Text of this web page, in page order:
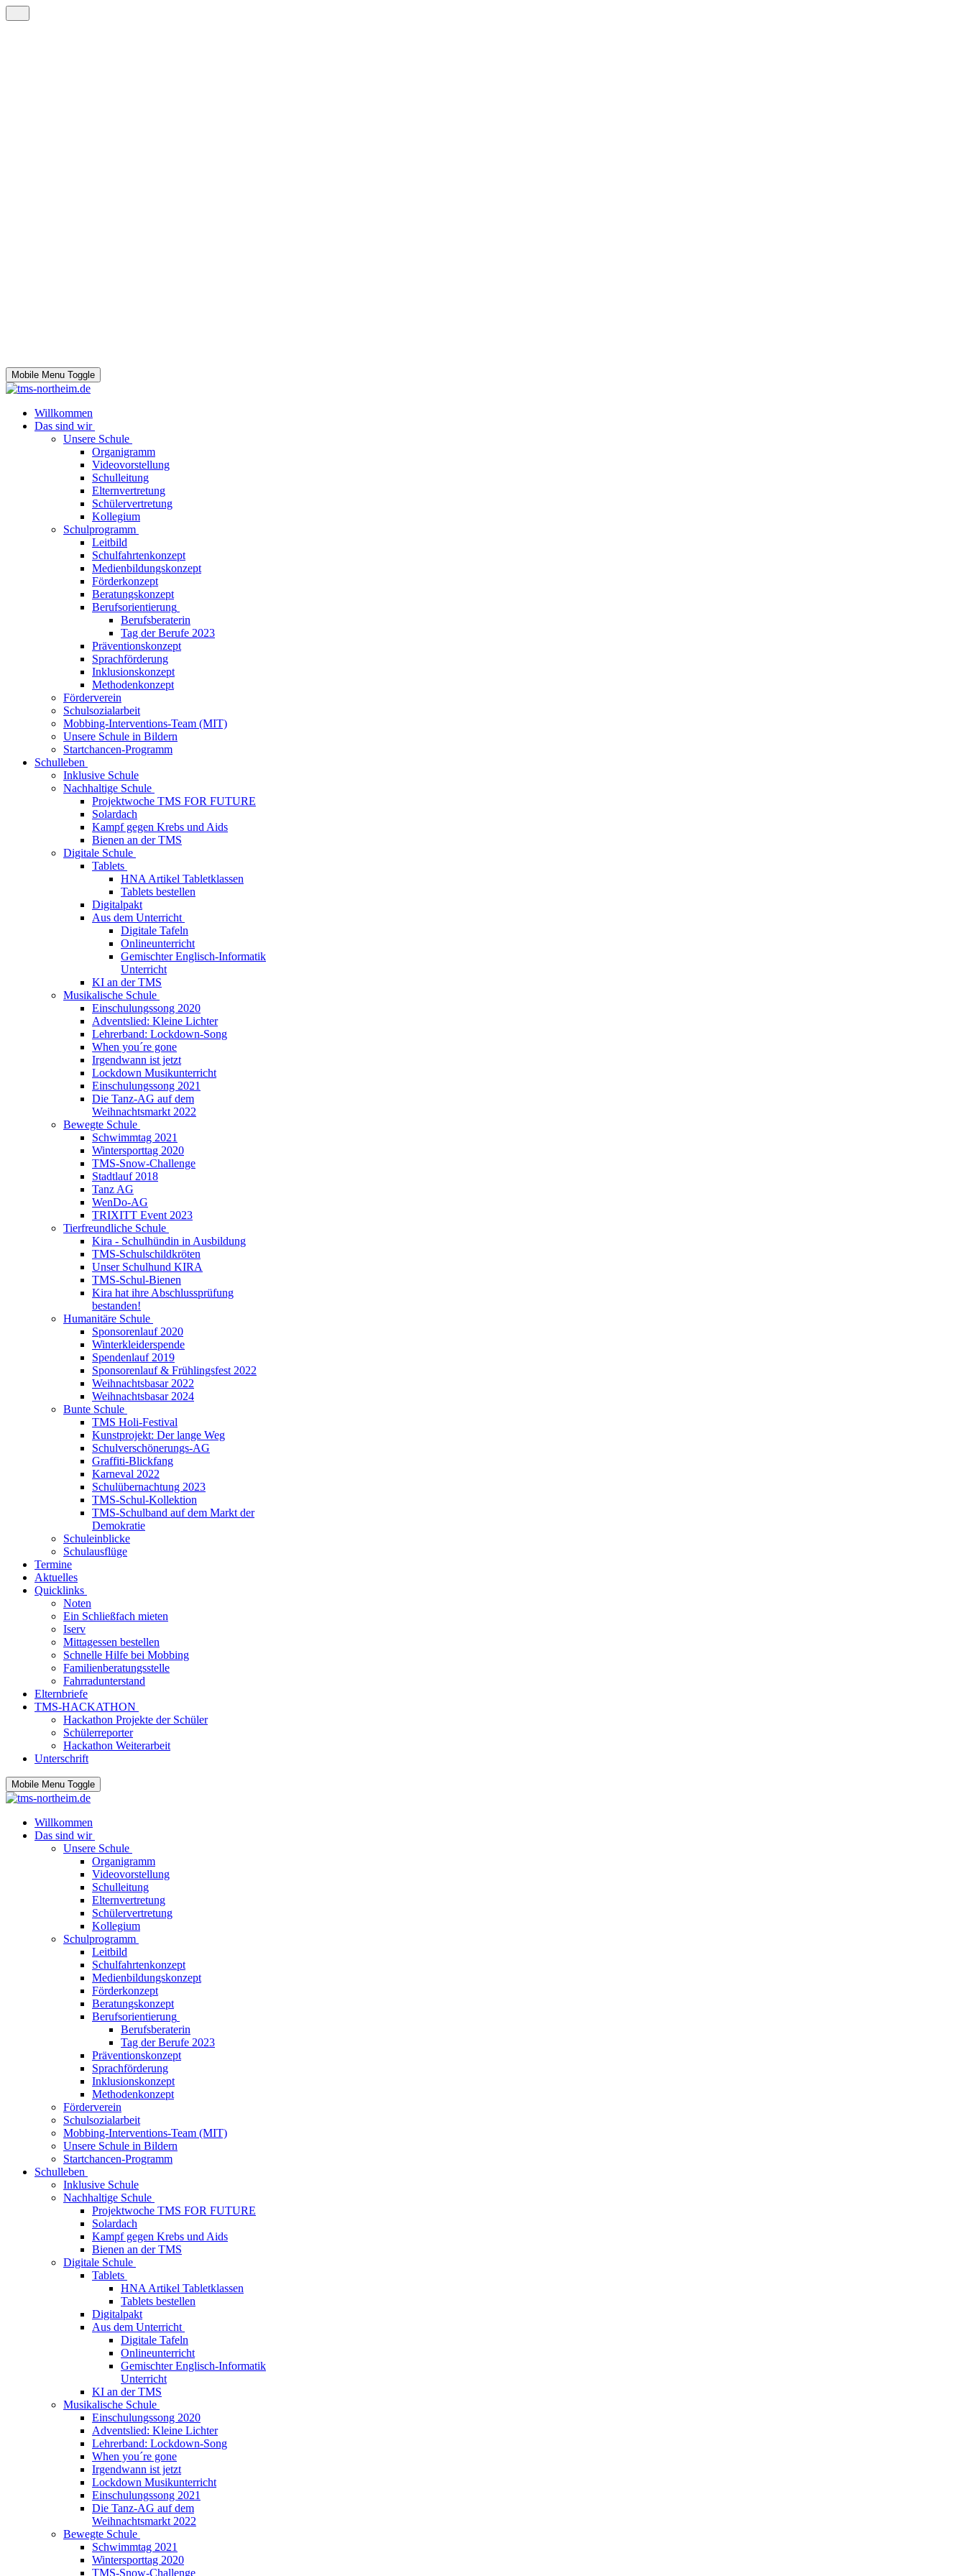
Mobile Menu Toggle
Willkommen
Das sind wir
Unsere Schule
Organigramm
Videovorstellung
Schulleitung
Elternvertretung
Schülervertretung
Kollegium
Schulprogramm
Leitbild
Schulfahrtenkonzept
Medienbildungskonzept
Förderkonzept
Beratungskonzept
Berufsorientierung
Berufsberaterin
Tag der Berufe 2023
Präventionskonzept
Sprachförderung
Inklusionskonzept
Methodenkonzept
Förderverein
Schulsozialarbeit
Mobbing-Interventions-Team (MIT)
Unsere Schule in Bildern
Startchancen-Programm
Schulleben
Inklusive Schule
Nachhaltige Schule
Projektwoche TMS FOR FUTURE
Solardach
Kampf gegen Krebs und Aids
Bienen an der TMS
Digitale Schule
Tablets
HNA Artikel Tabletklassen
Tablets bestellen
Digitalpakt
Aus dem Unterricht
Digitale Tafeln
Onlineunterricht
Gemischter Englisch-Informatik
Unterricht
KI an der TMS
Musikalische Schule
Einschulungssong 2020
Adventslied: Kleine Lichter
Lehrerband: Lockdown-Song
When you´re gone
Irgendwann ist jetzt
Lockdown Musikunterricht
Einschulungssong 2021
Die Tanz-AG auf dem
Weihnachtsmarkt 2022
Bewegte Schule
Schwimmtag 2021
Wintersporttag 2020
TMS-Snow-Challenge
Stadtlauf 2018
Tanz AG
WenDo-AG
TRIXITT Event 2023
Tierfreundliche Schule
Kira - Schulhündin in Ausbildung
TMS-Schulschildkröten
Unser Schulhund KIRA
TMS-Schul-Bienen
Kira hat ihre Abschlussprüfung
bestanden!
Humanitäre Schule
Sponsorenlauf 2020
Winterkleiderspende
Spendenlauf 2019
Sponsorenlauf & Frühlingsfest 2022
Weihnachtsbasar 2022
Weihnachtsbasar 2024
Bunte Schule
TMS Holi-Festival
Kunstprojekt: Der lange Weg
Schulverschönerungs-AG
Graffiti-Blickfang
Karneval 2022
Schulübernachtung 2023
TMS-Schul-Kollektion
TMS-Schulband auf dem Markt der
Demokratie
Schuleinblicke
Schulausflüge
Termine
Aktuelles
Quicklinks
Noten
Ein Schließfach mieten
Iserv
Mittagessen bestellen
Schnelle Hilfe bei Mobbing
Familienberatungsstelle
Fahrradunterstand
Elternbriefe
TMS-HACKATHON
Hackathon Projekte der Schüler
Schülerreporter
Hackathon Weiterarbeit
Unterschrift
Mobile Menu Toggle
Willkommen
Das sind wir
Unsere Schule
Organigramm
Videovorstellung
Schulleitung
Elternvertretung
Schülervertretung
Kollegium
Schulprogramm
Leitbild
Schulfahrtenkonzept
Medienbildungskonzept
Förderkonzept
Beratungskonzept
Berufsorientierung
Berufsberaterin
Tag der Berufe 2023
Präventionskonzept
Sprachförderung
Inklusionskonzept
Methodenkonzept
Förderverein
Schulsozialarbeit
Mobbing-Interventions-Team (MIT)
Unsere Schule in Bildern
Startchancen-Programm
Schulleben
Inklusive Schule
Nachhaltige Schule
Projektwoche TMS FOR FUTURE
Solardach
Kampf gegen Krebs und Aids
Bienen an der TMS
Digitale Schule
Tablets
HNA Artikel Tabletklassen
Tablets bestellen
Digitalpakt
Aus dem Unterricht
Digitale Tafeln
Onlineunterricht
Gemischter Englisch-Informatik
Unterricht
KI an der TMS
Musikalische Schule
Einschulungssong 2020
Adventslied: Kleine Lichter
Lehrerband: Lockdown-Song
When you´re gone
Irgendwann ist jetzt
Lockdown Musikunterricht
Einschulungssong 2021
Die Tanz-AG auf dem
Weihnachtsmarkt 2022
Bewegte Schule
Schwimmtag 2021
Wintersporttag 2020
TMS-Snow-Challenge